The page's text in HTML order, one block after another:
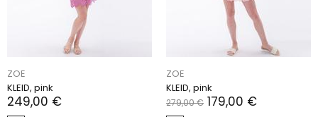
ZOE
KLEID, pink
249,00 €
ZOE
KLEID, pink
279,00 € 179,00 €